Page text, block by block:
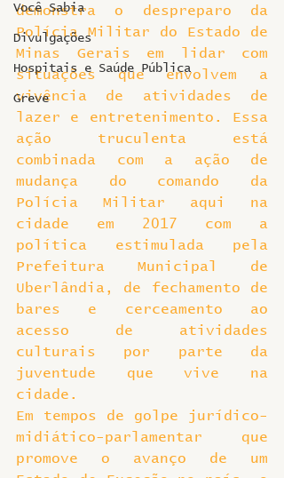
Você Sabia
Divulgações
Hospitais e Saúde Pública
Greve
demonstra o despreparo da
Polícia Militar do Estado de
Minas Gerais em lidar com
situações que envolvem a
vivência de atividades de
lazer e entretenimento. Essa
ação truculenta está
combinada com a ação de
mudança do comando da
Polícia Militar aqui na
cidade em 2017 com a
política estimulada pela
Prefeitura Municipal de
Uberlândia, de fechamento de
bares e cerceamento ao
acesso de atividades
culturais por parte da
juventude que vive na
cidade.
Em tempos de golpe jurídico-
midiático-parlamentar que
promove o avanço de um